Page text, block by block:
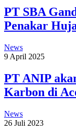
PT SBA
Penakar
News
9 April 2025
PT ANIP
Karbon di
News
26 Juli 2023